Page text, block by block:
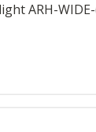
ARH-